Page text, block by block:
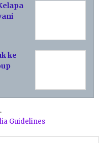
ke
Guidelines